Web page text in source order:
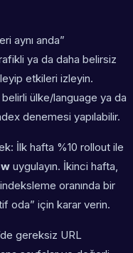
aynı anda”
ya da daha belirsiz
etkileri izleyin.
ülke/language ya da
denemesi yapılabilir.
İlk hafta %10 rollout ile
uygulayın. İkinci hafta,
oranında bir
oda” için karar verin.
gereksiz URL